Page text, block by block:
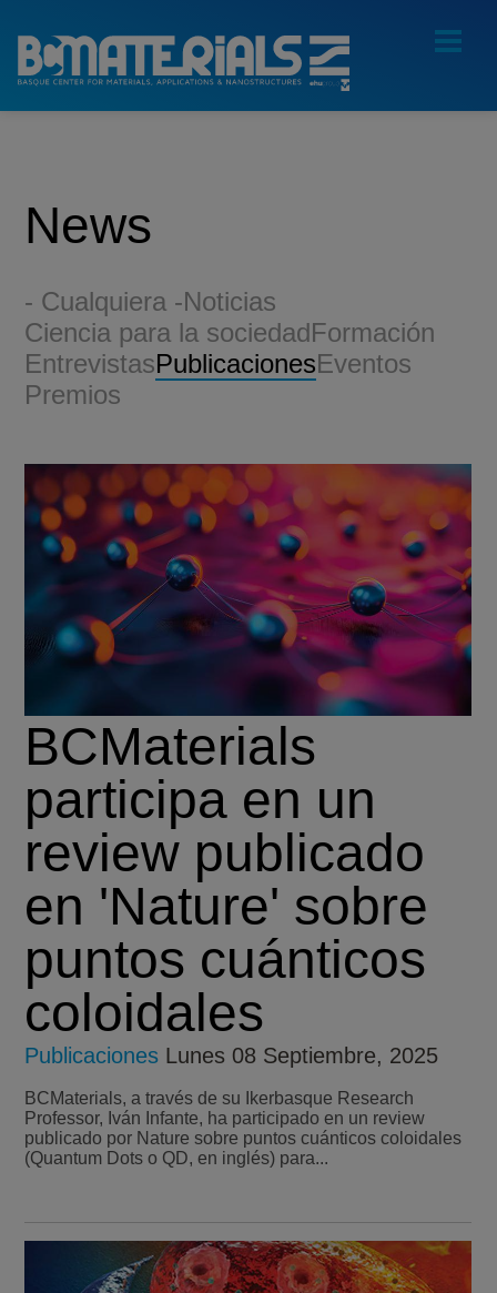
News
- Cualquiera -Noticias
Ciencia para la sociedadFormación
EntrevistasPublicacionesEventos
Premios
BCMaterials
participa en un
review publicado
en 'Nature' sobre
puntos cuánticos
coloidales
Publicaciones Lunes 08 Septiembre, 2025
BCMaterials, a través de su Ikerbasque Research
Professor, Iván Infante, ha participado en un review
publicado por Nature sobre puntos cuánticos coloidales
(Quantum Dots o QD, en inglés) para...